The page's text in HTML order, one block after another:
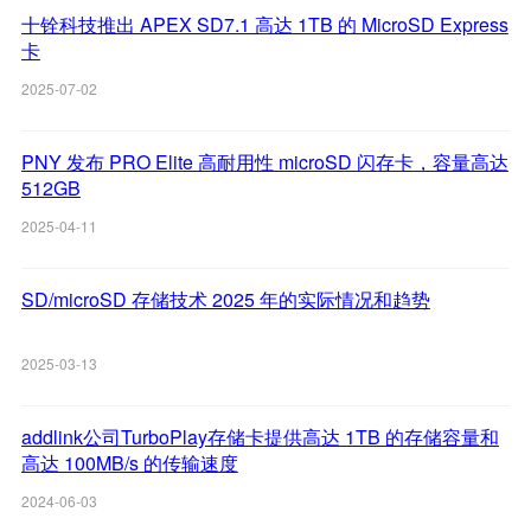
十铨科技推出 APEX SD7.1 高达 1TB 的 MicroSD Express
卡
2025-07-02
PNY 发布 PRO Elite 高耐用性 microSD 闪存卡，容量高达
512GB
2025-04-11
SD/microSD 存储技术 2025 年的实际情况和趋势
2025-03-13
addlink公司TurboPlay存储卡提供高达 1TB 的存储容量和
高达 100MB/s 的传输速度
2024-06-03